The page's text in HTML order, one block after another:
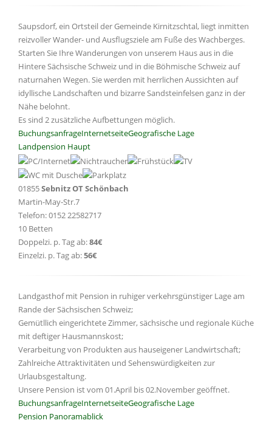
Saupsdorf, ein Ortsteil der Gemeinde Kirnitzschtal, liegt inmitten
reizvoller Wander- und Ausflugsziele am Fuße des Wachberges.
Starten Sie Ihre Wanderungen von unserem Haus aus in die
Hintere Sächsische Schweiz und in die Böhmische Schweiz auf
naturnahen Wegen. Sie werden mit herrlichen Aussichten auf
idyllische Landschaften und bizarre Sandsteinfelsen ganz in der
Nähe belohnt.
Es sind 2 zusätzliche Aufbettungen möglich.
BuchungsanfrageInternetseiteGeografische Lage
Landpension Haupt
01855Sebnitz OT Schönbach
Martin-May-Str.7
Telefon: 0152 22582717
10 Betten
Doppelzi. p. Tag ab:84€
Einzelzi. p. Tag ab:56€
Landgasthof mit Pension in ruhiger verkehrsgünstiger Lage am
Rande der Sächsischen Schweiz;
Gemütllich eingerichtete Zimmer, sächsische und regionale Küche
mit deftiger Hausmannskost;
Verarbeitung von Produkten aus hauseigener Landwirtschaft;
Zahlreiche Attraktivitäten und Sehenswürdigkeiten zur
Urlaubsgestaltung.
Unsere Pension ist vom 01.April bis 02.November geöffnet.
BuchungsanfrageInternetseiteGeografische Lage
Pension Panoramablick